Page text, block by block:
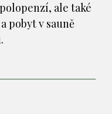
ale také
pobyt v sauně